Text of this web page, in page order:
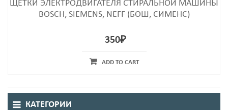
ЩЕТКИ ЭЛЕКТРОДВИГАТЕЛЯ СТИРАЛЬНОЙ МАШИНЫ
BOSCH, SIEMENS, NEFF (БОШ, СИМЕНС)
350₽
ADD TO CART
КАТЕГОРИИ